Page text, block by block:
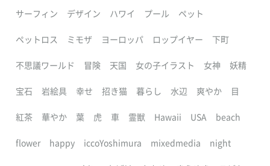
サーフィン デザイン ハワイ プール ペット
ペットロス ミモザ ヨーロッパ ロップイヤー 下町
不思議ワールド 冒険 天国 女の子イラスト 女神 妖精
宝石 岩絵具 幸せ 招き猫 暮らし 水辺 爽やか 目
紅茶 華やか 葉 虎 車 霊獣 Hawaii USA beach
flower happy iccoYoshimura mixedmedia night